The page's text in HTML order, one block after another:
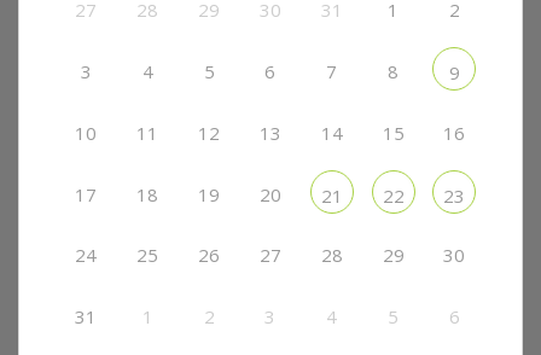
27 28 29 30 31 1 2
3 4 5 6 7 8 9
10 11 12 13 14 15 16
17 18 19 20 21 22 23
24 25 26 27 28 29 30
31 1 2 3 4 5 6